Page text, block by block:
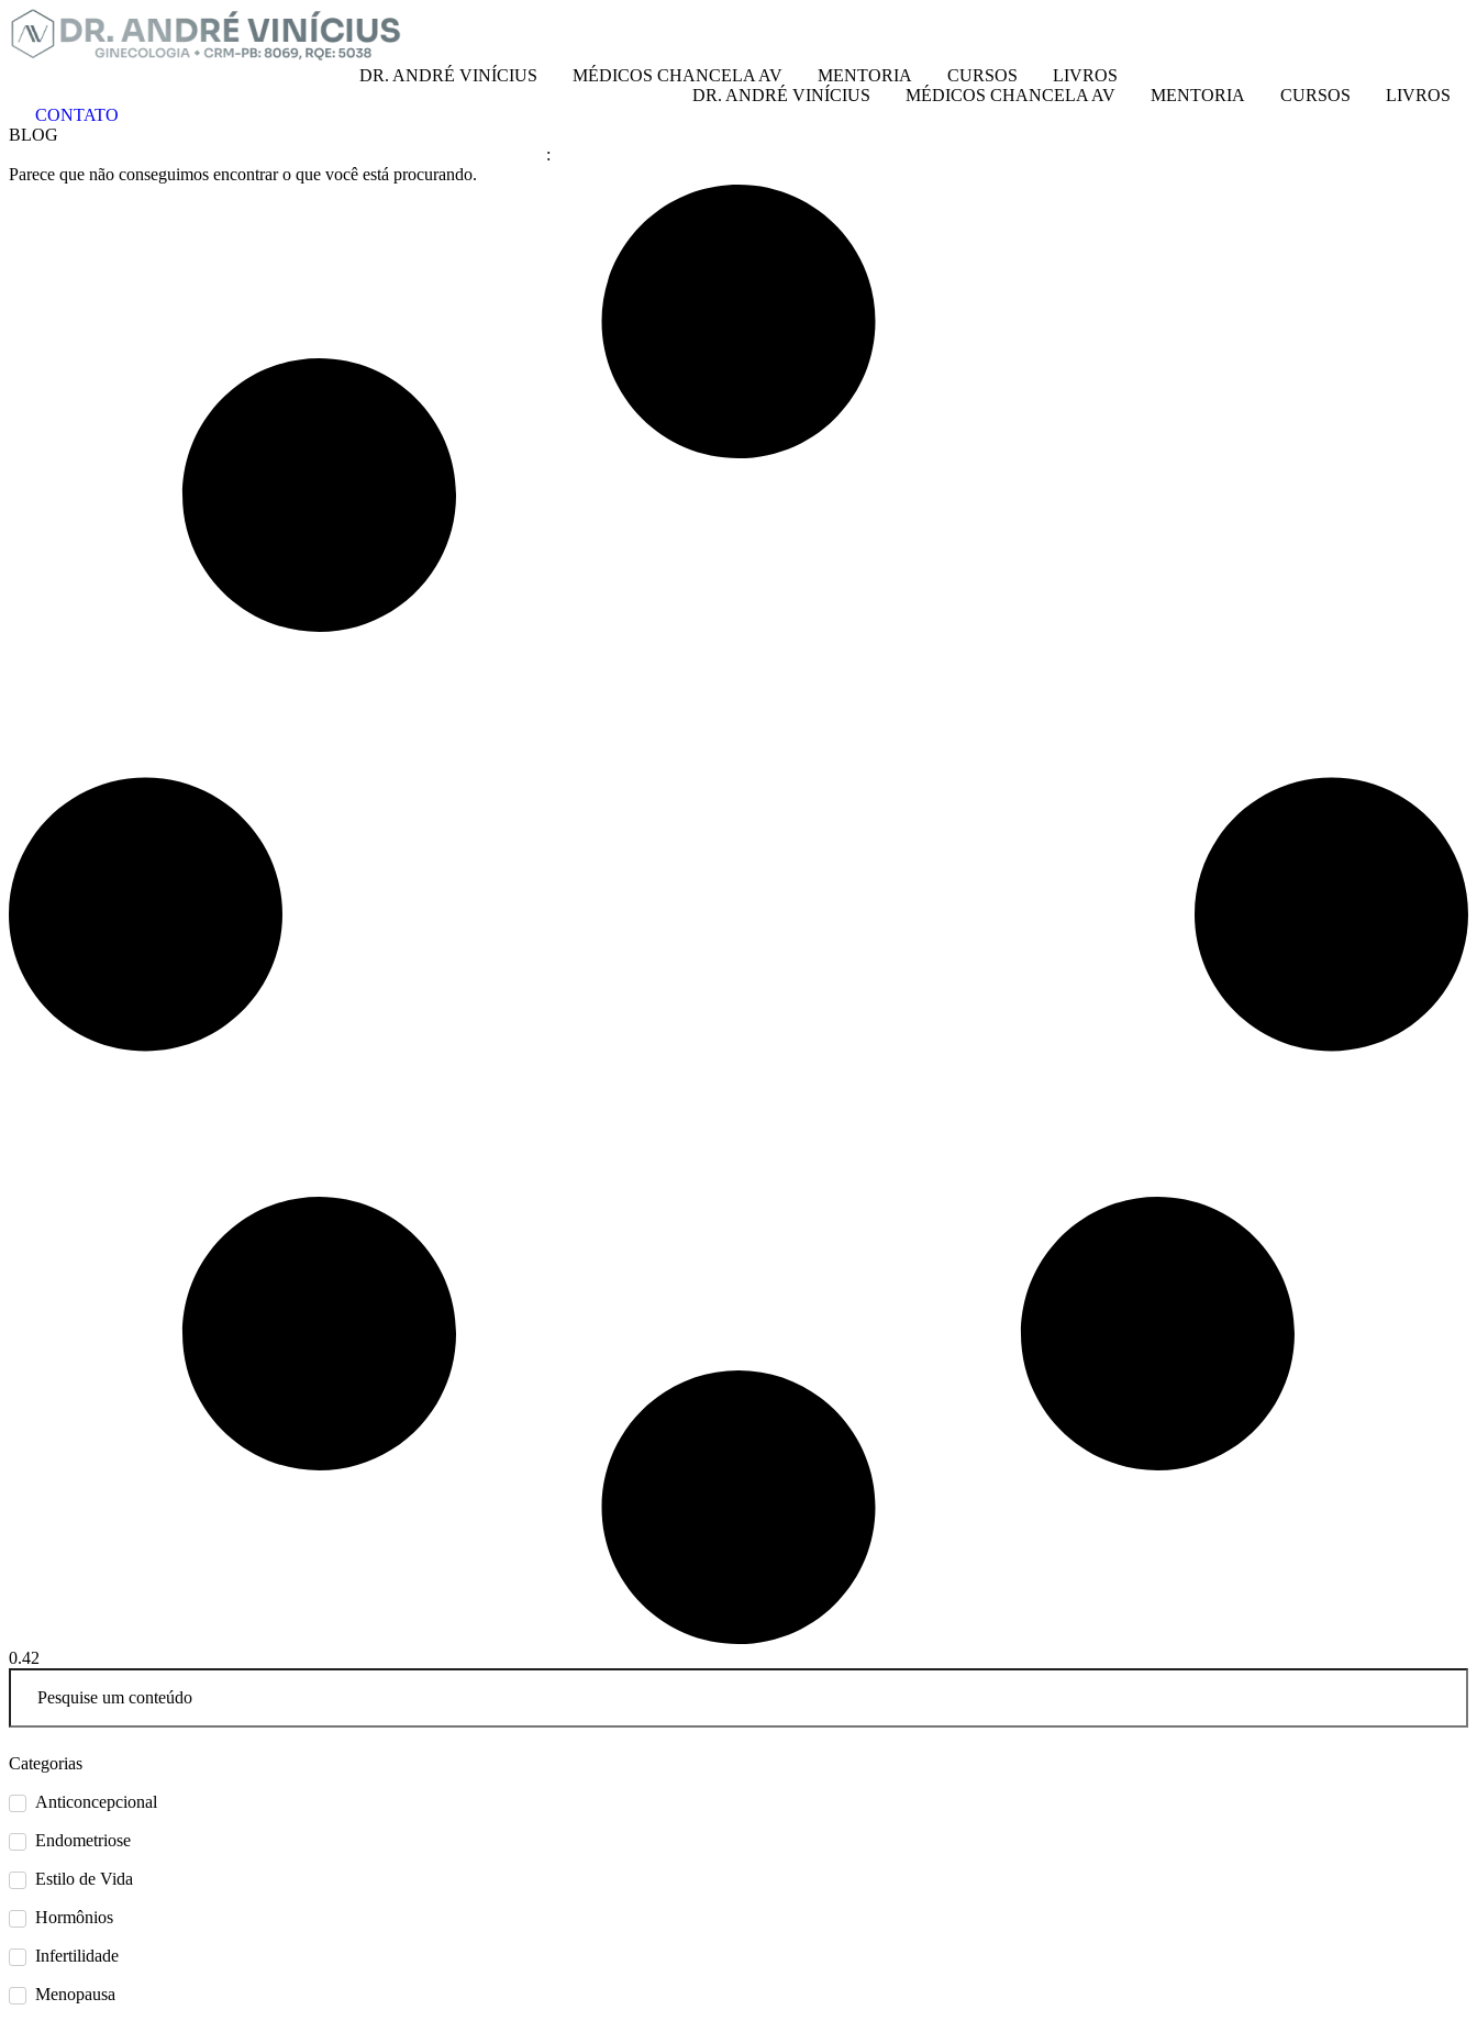
Ir
para
DR. ANDRÉ VINÍCIUS MÉDICOS CHANCELA AV MENTORIA CURSOS
LIVROS
DR. ANDRÉ VINÍCIUS
MÉDICOS CHANCELA AV MENTORIA CURSOS
LIVROS
CONTATO
BLOG
:
Parece que não conseguimos encontrar o que você está procurando.
Categorias
Anticoncepcional
Endometriose
Estilo de Vida
Hormônios
Infertilidade
Menopausa